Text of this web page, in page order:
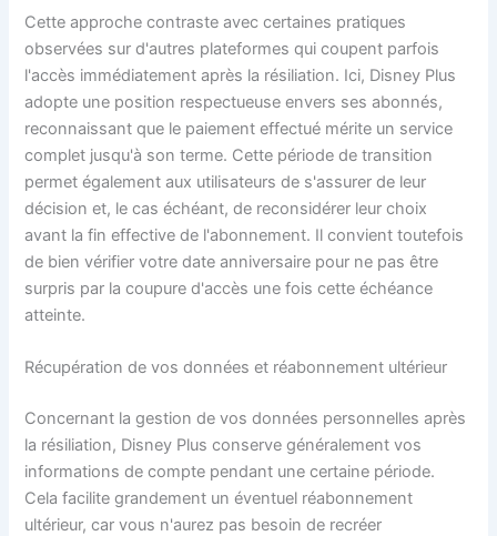
Cette approche contraste avec certaines pratiques
observées sur d'autres plateformes qui coupent parfois
l'accès immédiatement après la résiliation. Ici, Disney Plus
adopte une position respectueuse envers ses abonnés,
reconnaissant que le paiement effectué mérite un service
complet jusqu'à son terme. Cette période de transition
permet également aux utilisateurs de s'assurer de leur
décision et, le cas échéant, de reconsidérer leur choix
avant la fin effective de l'abonnement. Il convient toutefois
de bien vérifier votre date anniversaire pour ne pas être
surpris par la coupure d'accès une fois cette échéance
atteinte.
Récupération de vos données et réabonnement ultérieur
Concernant la gestion de vos données personnelles après
la résiliation, Disney Plus conserve généralement vos
informations de compte pendant une certaine période.
Cela facilite grandement un éventuel réabonnement
ultérieur, car vous n'aurez pas besoin de recréer